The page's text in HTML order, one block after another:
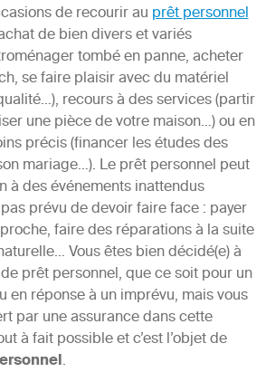
de recourir au prêt personnel
de bien divers et variés
tombé en panne, acheter
se faire plaisir avec du matériel
recours à des services (partir
une pièce de votre maison…) ou en
précis (financer les études des
mariage…). Le prêt personnel peut
à des événements inattendus
prévu de devoir faire face : payer
faire des réparations à la suite
Vous êtes bien décidé(e) à
prêt personnel, que ce soit pour un
en réponse à un imprévu, mais vous
par une assurance dans cette
à fait possible et c’est l’objet de
.